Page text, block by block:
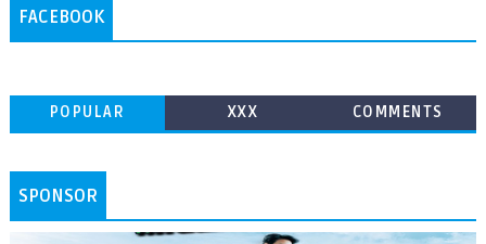
FACEBOOK
POPULAR XXX COMMENTS
SPONSOR